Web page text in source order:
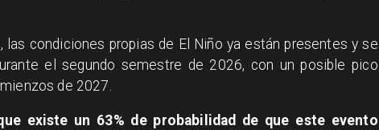
las condiciones propias de El Niño ya están presentes y se
el segundo semestre de 2026, con un posible pico
de 2027.
existe un 63% de probabilidad de que este evento